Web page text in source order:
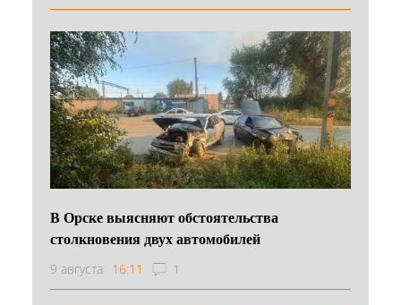
В Орске выясняют обстоятельства
столкновения двух автомобилей
9 августа 16:11 1